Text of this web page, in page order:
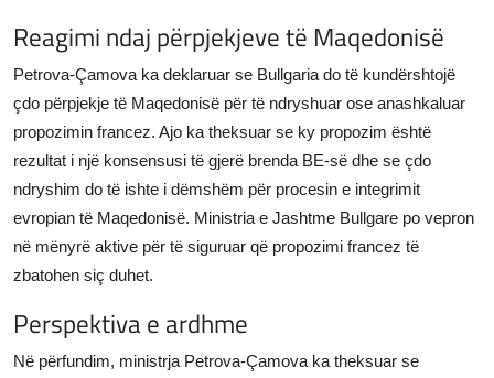
Reagimi ndaj përpjekjeve të Maqedonisë
Petrova-Çamova ka deklaruar se Bullgaria do të kundërshtojë
çdo përpjekje të Maqedonisë për të ndryshuar ose anashkaluar
propozimin francez. Ajo ka theksuar se ky propozim është
rezultat i një konsensusi të gjerë brenda BE-së dhe se çdo
ndryshim do të ishte i dëmshëm për procesin e integrimit
evropian të Maqedonisë. Ministria e Jashtme Bullgare po vepron
në mënyrë aktive për të siguruar që propozimi francez të
zbatohen siç duhet.
Perspektiva e ardhme
Në përfundim, ministrja Petrova-Çamova ka theksuar se